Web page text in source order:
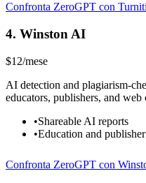
Confronta ZeroGPT con
4. Winston AI
$12/mese
AI detection and plagiarism-
educators, publishers, and web
•Shareable AI reports
•Education and
Confronta ZeroGPT con